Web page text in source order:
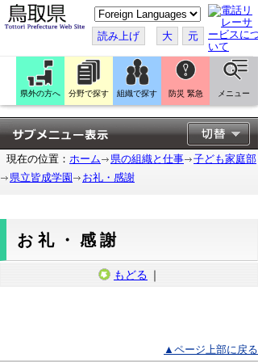
こ
の
ペ
ー
ジ
翻
訳
す
る
読み上げ 大 元
県外の方へ 分野で探す 組織で探す 防災 緊急 メニュー
現在の位置： ホーム 県の組織と仕事
子ども家庭部
県立皆成学園
お礼・感謝
お礼・感謝
もどる ｜
▲ページ上部に戻る